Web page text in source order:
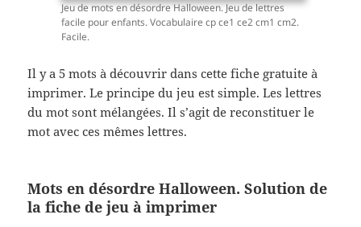
Jeu de mots en désordre Halloween. Jeu de lettres
facile pour enfants. Vocabulaire cp ce1 ce2 cm1 cm2.
Facile.
Il y a 5 mots à découvrir dans cette fiche gratuite à
imprimer. Le principe du jeu est simple. Les lettres
du mot sont mélangées. Il s’agit de reconstituer le
mot avec ces mêmes lettres.
Mots en désordre Halloween. Solution de
la fiche de jeu à imprimer